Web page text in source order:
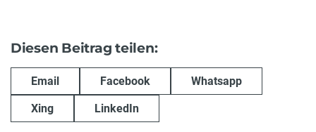
Diesen Beitrag teilen:
Email Facebook Whatsapp
Xing LinkedIn